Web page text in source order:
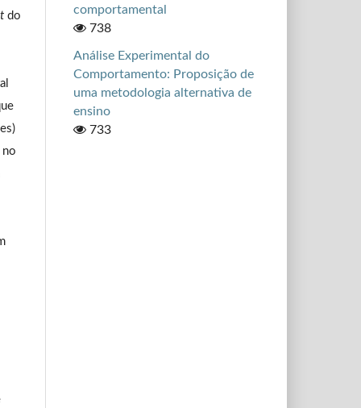
do
no
comportamental
738
Análise Experimental do
Comportamento: Proposição de
uma metodologia alternativa de
ensino
733